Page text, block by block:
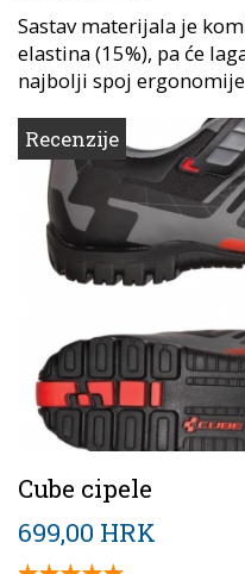
Sastav materijala je
elastina (15%), pa će
najbolji spoj
Recenzije
Cube cipele
699,00 HRK